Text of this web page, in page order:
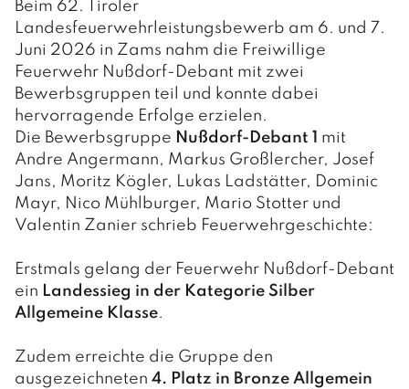
Beim 62. Tiroler
Landesfeuerwehrleistungsbewerb am 6. und 7.
Juni 2026 in Zams nahm die Freiwillige
Feuerwehr Nußdorf-Debant mit zwei
Bewerbsgruppen teil und konnte dabei
hervorragende Erfolge erzielen.
Die Bewerbsgruppe Nußdorf-Debant 1 mit
Andre Angermann, Markus Großlercher, Josef
Jans, Moritz Kögler, Lukas Ladstätter, Dominic
Mayr, Nico Mühlburger, Mario Stotter und
Valentin Zanier schrieb Feuerwehrgeschichte:
Erstmals gelang der Feuerwehr Nußdorf-Debant
ein Landessieg in der Kategorie Silber
Allgemeine Klasse.
Zudem erreichte die Gruppe den
ausgezeichneten 4. Platz in Bronze Allgemein